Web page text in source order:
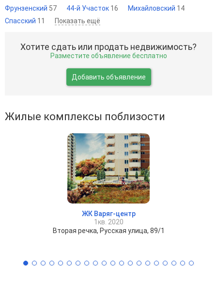
Фрунзенский 57 44-й Участок 16 Михайловский 14
Спасский 11 Показать ещё
Хотите сдать или продать недвижимость?
Разместите объявление бесплатно
Добавить объявление
Жилые комплексы поблизости
ЖК Варяг-центр
1кв. 2020
Вторая речка, Русская улица, 89/1